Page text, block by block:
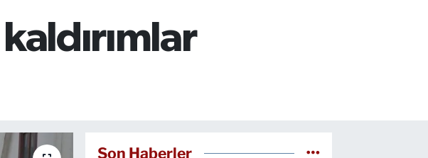
Son Haberler